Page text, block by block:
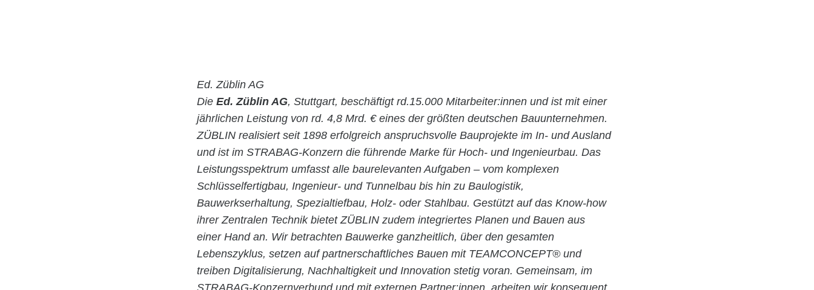
Ed. Züblin AG
Die Ed. Züblin AG, Stuttgart, beschäftigt rd.15.000 Mitarbeiter:innen und ist mit einer
jährlichen Leistung von rd. 4,8 Mrd. € eines der größten deutschen Bauunternehmen.
ZÜBLIN realisiert seit 1898 erfolgreich anspruchsvolle Bauprojekte im In- und Ausland
und ist im STRABAG-Konzern die führende Marke für Hoch- und Ingenieurbau. Das
Leistungsspektrum umfasst alle baurelevanten Aufgaben – vom komplexen
Schlüsselfertigbau, Ingenieur- und Tunnelbau bis hin zu Baulogistik,
Bauwerkserhaltung, Spezialtiefbau, Holz- oder Stahlbau. Gestützt auf das Know-how
ihrer Zentralen Technik bietet ZÜBLIN zudem integriertes Planen und Bauen aus
einer Hand an. Wir betrachten Bauwerke ganzheitlich, über den gesamten
Lebenszyklus, setzen auf partnerschaftliches Bauen mit TEAMCONCEPT® und
treiben Digitalisierung, Nachhaltigkeit und Innovation stetig voran. Gemeinsam, im